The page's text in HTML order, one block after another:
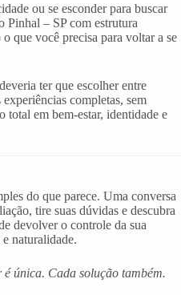
ou se esconder para buscar
Pinhal – SP com estrutura
que você precisa para voltar a se
ter que escolher entre
completas, sem
total em bem-estar, identidade e
do que parece. Uma conversa
tire suas dúvidas e descubra
devolver o controle da sua
naturalidade.
única. Cada solução também.